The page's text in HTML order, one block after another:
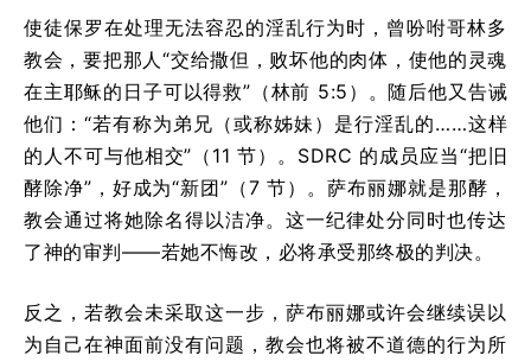
使徒保罗在处理无法容忍的淫乱行为时，曾吩咐哥林多
教会，要把那人“交给撒但，败坏他的肉体，使他的灵魂
在主耶稣的日子可以得救”（林前 5:5）。随后他又告诫
他们：“若有称为弟兄（或称姊妹）是行淫乱的……这样
的人不可与他相交”（11 节）。SDRC 的成员应当“把旧
酵除净”，好成为“新团”（7 节）。萨布丽娜就是那酵，
教会通过将她除名得以洁净。这一纪律处分同时也传达
了神的审判——若她不悔改，必将承受那终极的判决。
反之，若教会未采取这一步，萨布丽娜或许会继续误以
为自己在神面前没有问题，教会也将被不道德的行为所